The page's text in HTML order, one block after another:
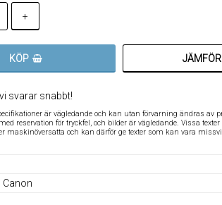
+
KÖP JÄMFÖR
svarar snabbt!
är vägledande och kan utan förvarning ändras av
reservation för tryckfel, och bilder är vägledande. Vissa
maskinöversatta och kan därför ge texter som kan vara
Canon